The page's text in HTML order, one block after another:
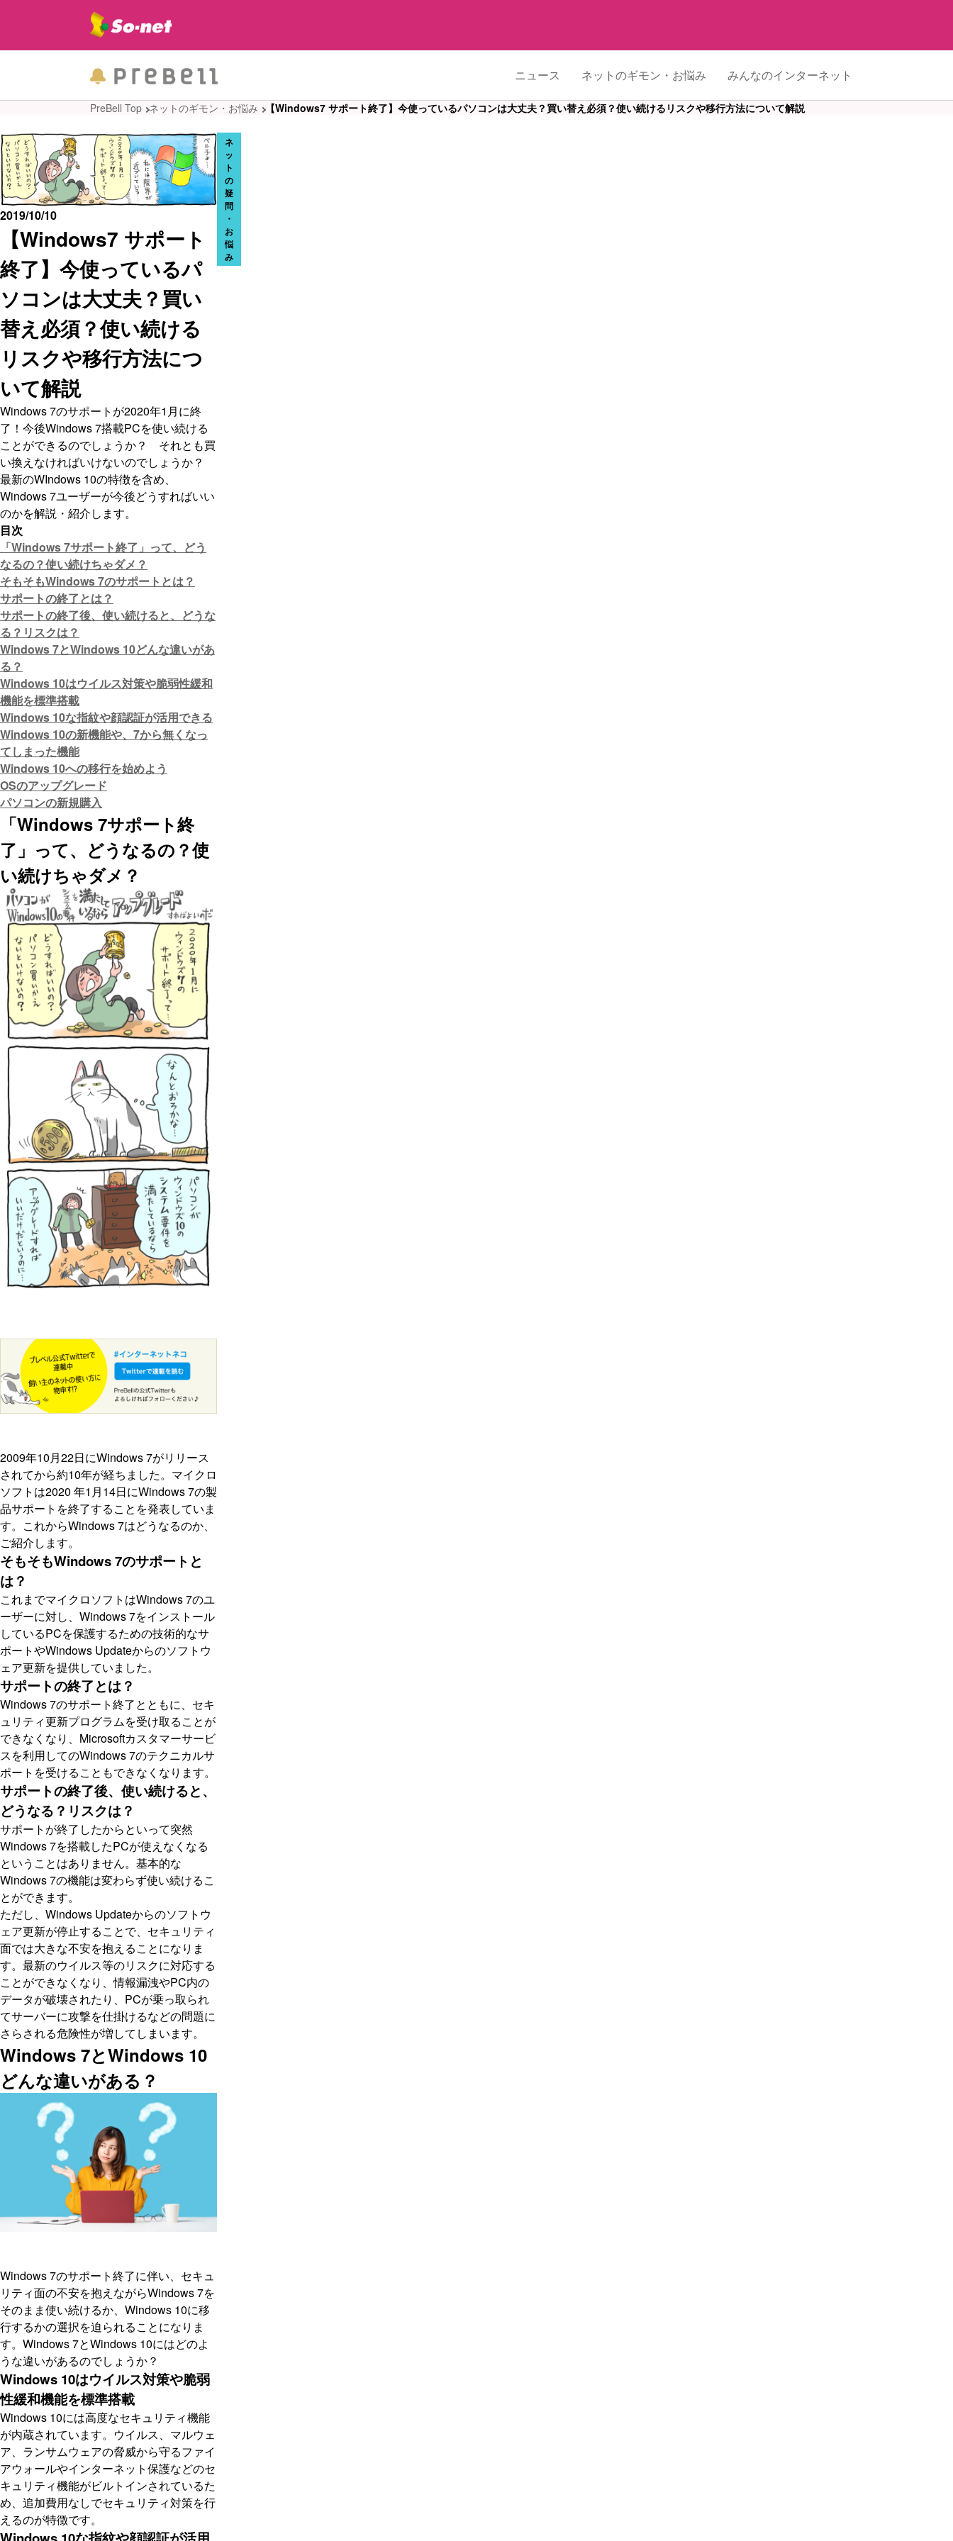
ニュース ネットのギモン・お悩み みんなのインターネット
PreBell Top ネットのギモン・お悩み 【Windows7 サポート終了】今使っているパソコンは大丈夫？買い替え必須？使い続けるリスクや移行方法について解説
ネ
ッ
ト
の
疑
問
・
お
悩
み
【Windows7 サポート
終了】今使っているパ
ソコンは大丈夫？買い
替え必須？使い続ける
リスクや移行方法につ
いて解説
2019/10/10
Windows 7のサポートが2020年1月に終
了！今後Windows 7搭載PCを使い続ける
ことができるのでしょうか？ それとも買
い換えなければいけないのでしょうか？
最新のWIndows 10の特徴を含め、
Windows 7ユーザーが今後どうすればいい
のかを解説・紹介します。
目次
「Windows 7サポート終了」って、どう
なるの？使い続けちゃダメ？
そもそもWindows 7のサポートとは？
サポートの終了とは？
サポートの終了後、使い続けると、どうな
る？リスクは？
Windows 7とWindows 10どんな違いがあ
る？
Windows 10はウイルス対策や脆弱性緩和
機能を標準搭載
Windows 10な指紋や顔認証が活用できる
Windows 10の新機能や、7から無くなっ
てしまった機能
Windows 10への移行を始めよう
OSのアップグレード
パソコンの新規購入
「Windows 7サポート終
了」って、どうなるの？使
い続けちゃダメ？
2009年10月22日にWindows 7がリリース
されてから約10年が経ちました。マイクロ
ソフトは2020 年1月14日にWindows 7の製
品サポートを終了することを発表していま
す。これからWindows 7はどうなるのか、
ご紹介します。
そもそもWindows 7のサポートと
は？
これまでマイクロソフトはWindows 7のユ
ーザーに対し、Windows 7をインストール
しているPCを保護するための技術的なサ
ポートやWindows Updateからのソフトウ
ェア更新を提供していました。
サポートの終了とは？
Windows 7のサポート終了とともに、セキ
ュリティ更新プログラムを受け取ることが
できなくなり、Microsoftカスタマーサービ
スを利用してのWindows 7のテクニカルサ
ポートを受けることもできなくなります。
サポートの終了後、使い続けると、
どうなる？リスクは？
サポートが終了したからといって突然
Windows 7を搭載したPCが使えなくなる
ということはありません。基本的な
Windows 7の機能は変わらず使い続けるこ
とができます。
ただし、Windows Updateからのソフトウ
ェア更新が停止することで、セキュリティ
面では大きな不安を抱えることになりま
す。最新のウイルス等のリスクに対応する
ことができなくなり、情報漏洩やPC内の
データが破壊されたり、PCが乗っ取られ
てサーバーに攻撃を仕掛けるなどの問題に
さらされる危険性が増してしまいます。
Windows 7とWindows 10
どんな違いがある？
Windows 7のサポート終了に伴い、セキュ
リティ面の不安を抱えながらWindows 7を
そのまま使い続けるか、Windows 10に移
行するかの選択を迫られることになりま
す。Windows 7とWindows 10にはどのよ
うな違いがあるのでしょうか？
Windows 10はウイルス対策や脆弱
性緩和機能を標準搭載
Windows 10には高度なセキュリティ機能
が内蔵されています。ウイルス、マルウェ
ア、ランサムウェアの脅威から守るファイ
アウォールやインターネット保護などのセ
キュリティ機能がビルトインされているた
め、追加費用なしでセキュリティ対策を行
えるのが特徴です。